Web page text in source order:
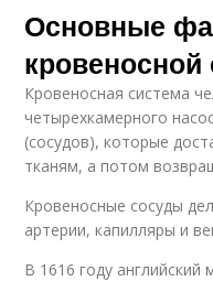
Основные
кровеносной
Кровеносная система
четырехкамерного
(сосудов), которые
тканям, а потом
Кровеносные сосуды
артерии, капилляры и
В 1616 году